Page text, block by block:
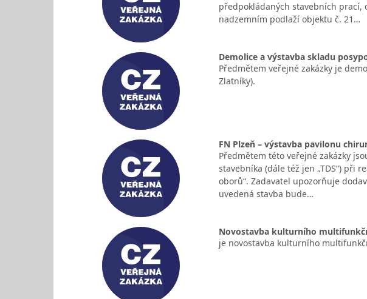
předpokládaných stavebních prací,
nadzemním podlaží objektu č. 21…
Demolice a výstavba skladu
Předmětem veřejné zakázky je
Zlatníky).
FN Plzeň – výstavba pavilonu
Předmětem této veřejné zakázky
stavebníka (dále též jen „TDS“) při
oborů“. Zadavatel upozorňuje
uvedená stavba bude…
Novostavba kulturního
je novostavba kulturního